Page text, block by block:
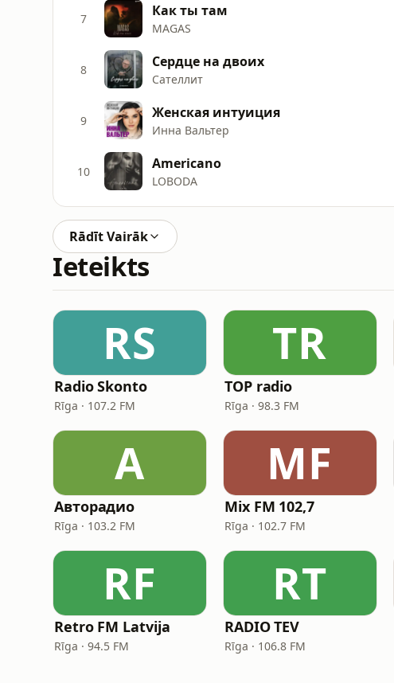
7 Как ты там
MAGAS
8 Сердце на двоих
Сателлит
9 Женская интуиция
Инна Вальтер
10 Americano
LOBODA
Rādīt Vairāk
Ieteikts
RS
Radio Skonto
Rīga · 107.2 FM
TR
TOP radio
Rīga · 98.3 FM
А
Авторадио
Rīga · 103.2 FM
MF
Mix FM 102,7
Rīga · 102.7 FM
RF
Retro FM Latvija
Rīga · 94.5 FM
RT
RADIO TEV
Rīga · 106.8 FM